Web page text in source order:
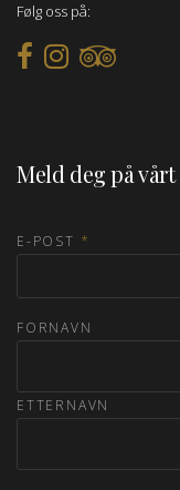
Følg oss på:
Meld deg på
E-POST *
FORNAVN
ETTERNAVN